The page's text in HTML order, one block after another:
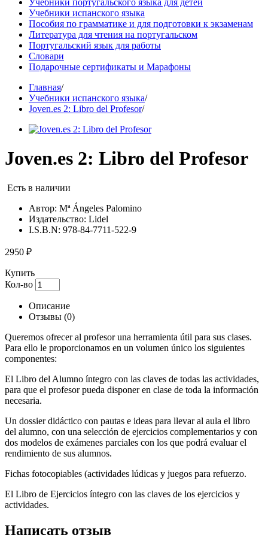
Учебники португальского языка для детей
Учебники испанского языка
Пособия по грамматике и для подготовки к экзаменам
Литература для чтения на португальском
Португальский язык для работы
Словари
Подарочные сертификаты и Марафоны
Главная/
Учебники испанского языка/
Joven.es 2: Libro del Profesor/
Joven.es 2: Libro del Profesor
Есть в наличии
Автор: Mª Ángeles Palomino
Издательство: Lidel
I.S.B.N: 978-84-7711-522-9
2950 ₽
Купить
Кол-во
Описание
Отзывы (0)
Queremos ofrecer al profesor una herramienta útil para sus clases.
Para ello le proporcionamos en un volumen único los siguientes
componentes:
El Libro del Alumno íntegro con las claves de todas las actividades,
para que el profesor pueda disponer en clase de toda la información
necesaria.
Un dossier didáctico con pautas e ideas para llevar al aula el libro
del alumno, con una selección de ejercicios complementarios y con
dos modelos de exámenes parciales con los que podrá evaluar el
rendimiento de sus alumnos.
Fichas fotocopiables (actividades lúdicas y juegos para refuerzo.
El Libro de Ejercicios íntegro con las claves de los ejercicios y
actividades.
Написать отзыв